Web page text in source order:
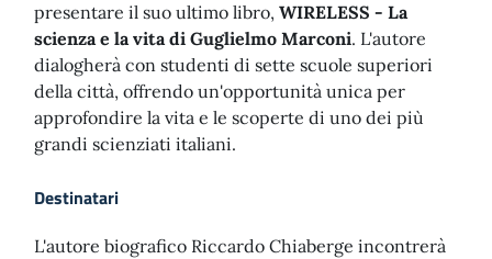
presentare il suo ultimo libro, WIRELESS - La
scienza e la vita di Guglielmo Marconi. L'autore
dialogherà con studenti di sette scuole superiori
della città, offrendo un'opportunità unica per
approfondire la vita e le scoperte di uno dei più
grandi scienziati italiani.
Destinatari
L'autore biografico Riccardo Chiaberge incontrerà